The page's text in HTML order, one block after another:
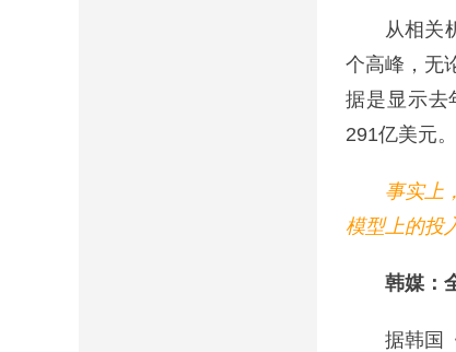
从相关机
个高峰，无
据是显示去
291亿美元
事实上，
模型上的投
韩媒：全
据韩国《